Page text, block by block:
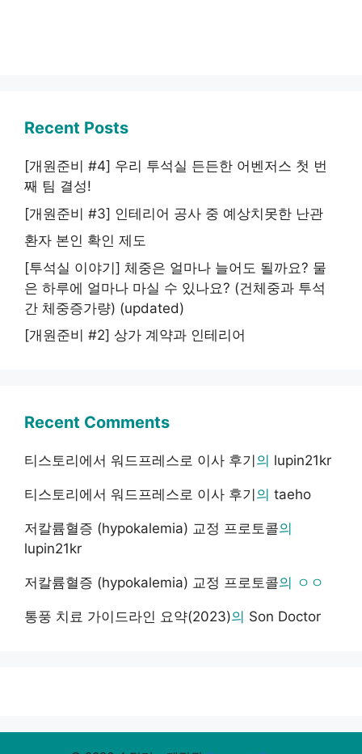
Recent Posts
[개원준비 #4] 우리 투석실 든든한 어벤저스 첫 번
째 팀 결성!
[개원준비 #3] 인테리어 공사 중 예상치못한 난관
환자 본인 확인 제도
[투석실 이야기] 체중은 얼마나 늘어도 될까요? 물
은 하루에 얼마나 마실 수 있나요? (건체중과 투석
간 체중증가량) (updated)
[개원준비 #2] 상가 계약과 인테리어
Recent Comments
티스토리에서 워드프레스로 이사 후기 의 lupin21kr
티스토리에서 워드프레스로 이사 후기 의 taeho
저칼륨혈증 (hypokalemia) 교정 프로토콜의
lupin21kr
저칼륨혈증 (hypokalemia) 교정 프로토콜의 ㅇㅇ
통풍 치료 가이드라인 요약(2023)의 Son Doctor